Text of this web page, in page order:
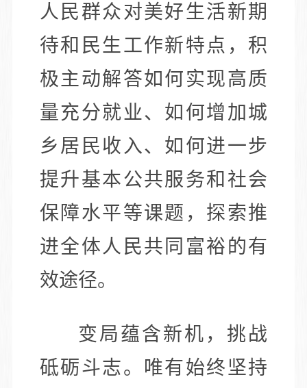
人民群众对美好生活新期
待和民生工作新特点，积
极主动解答如何实现高质
量充分就业、如何增加城
乡居民收入、如何进一步
提升基本公共服务和社会
保障水平等课题，探索推
进全体人民共同富裕的有
效途径。
变局蕴含新机，挑战
砥砺斗志。唯有始终坚持